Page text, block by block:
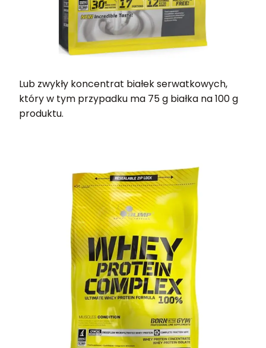
Lub zwykły koncentrat białek serwatkowych,
który w tym przypadku ma 75 g białka na 100 g
produktu.